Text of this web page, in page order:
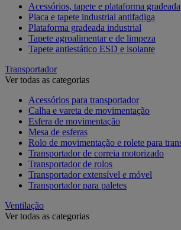
Acessórios, tapete e plataforma gradeada
Placa e tapete industrial antifadiga
Plataforma gradeada industrial
Tapete agroalimentar e de limpeza
Tapete antiestático ESD e isolante
Transportador
Ver todas as categorias
Acessórios para transportador
Calha e vareta de movimentação
Esfera de movimentação
Mesa de esferas
Rolo de movimentação e rolete para
Transportador de correia motorizado
Transportador de rolos
Transportador extensível e móvel
Transportador para paletes
Ventilação
Ver todas as categorias